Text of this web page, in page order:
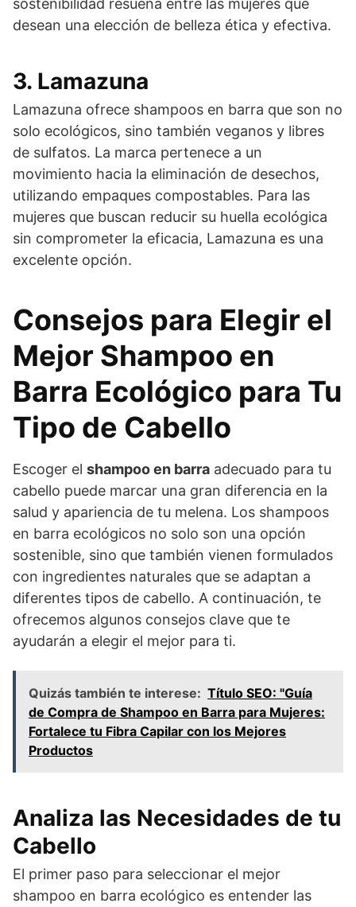
sostenibilidad resuena entre las mujeres que
desean una elección de belleza ética y efectiva.
3. Lamazuna
Lamazuna ofrece shampoos en barra que son no
solo ecológicos, sino también veganos y libres
de sulfatos. La marca pertenece a un
movimiento hacia la eliminación de desechos,
utilizando empaques compostables. Para las
mujeres que buscan reducir su huella ecológica
sin comprometer la eficacia, Lamazuna es una
excelente opción.
Consejos para Elegir el
Mejor Shampoo en
Barra Ecológico para Tu
Tipo de Cabello
Escoger el shampoo en barra adecuado para tu
cabello puede marcar una gran diferencia en la
salud y apariencia de tu melena. Los shampoos
en barra ecológicos no solo son una opción
sostenible, sino que también vienen formulados
con ingredientes naturales que se adaptan a
diferentes tipos de cabello. A continuación, te
ofrecemos algunos consejos clave que te
ayudarán a elegir el mejor para ti.
Quizás también te interese: Título SEO: "Guía
de Compra de Shampoo en Barra para Mujeres:
Fortalece tu Fibra Capilar con los Mejores
Productos
Analiza las Necesidades de tu
Cabello
El primer paso para seleccionar el mejor
shampoo en barra ecológico es entender las